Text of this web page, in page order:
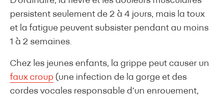
persistent seulement de 2 à 4 jours, mais la toux
et la fatigue peuvent subsister pendant au moins
1 à 2 semaines.
Chez les jeunes enfants, la grippe peut causer un
faux croup (une infection de la gorge et des
cordes vocales responsable d’un enrouement,